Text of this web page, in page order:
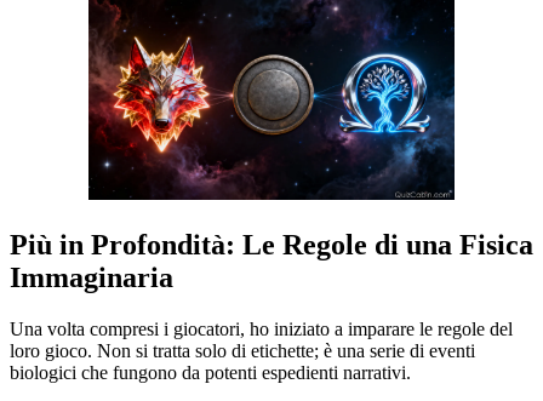
Più in Profondità: Le Regole di una Fisica
Immaginaria
Una volta compresi i giocatori, ho iniziato a imparare le regole del
loro gioco. Non si tratta solo di etichette; è una serie di eventi
biologici che fungono da potenti espedienti narrativi.